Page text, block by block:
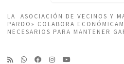
LA ASOCIACIÓN DE VECINOS Y
PARDO» COLABORA
NECESARIOS PARA MANTENER